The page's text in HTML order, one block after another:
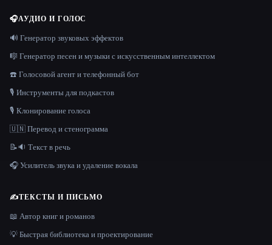
🎧АУДИО И ГОЛОС
🔊 Генератор звуковых эффектов
🎼 Генератор песен и музыки с искусственным интеллектом
☎️ Голосовой агент и телефонный бот
🎙️ Инструменты для подкастов
🎙️ Клонирование голоса
🇺🇳 Перевод и стенограмма
📝🔉 Текст в речь
🎧 Усилитель звука и удаление вокала
✍️ТЕКСТЫ И ПИСЬМО
📖 Автор книг и романов
💡 Быстрая библиотека и проектирование